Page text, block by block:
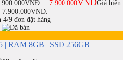
7.900.000VNĐGiá hiện
7.900.000VNĐ.
4/9 đơn đặt hàng